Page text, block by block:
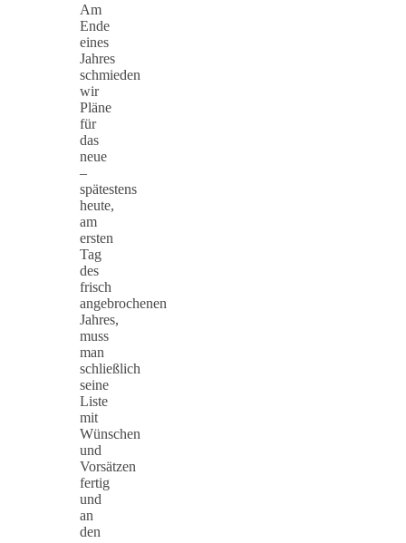
Am
Ende
eines
Jahres
schmieden
wir
Pläne
für
das
neue
–
spätestens
heute,
am
ersten
Tag
des
frisch
angebrochenen
Jahres,
muss
man
schließlich
seine
Liste
mit
Wünschen
und
Vorsätzen
fertig
und
an
den